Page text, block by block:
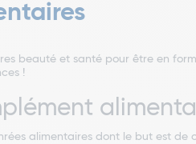
beauté et santé pour être en
!
alimentaires dont le but est